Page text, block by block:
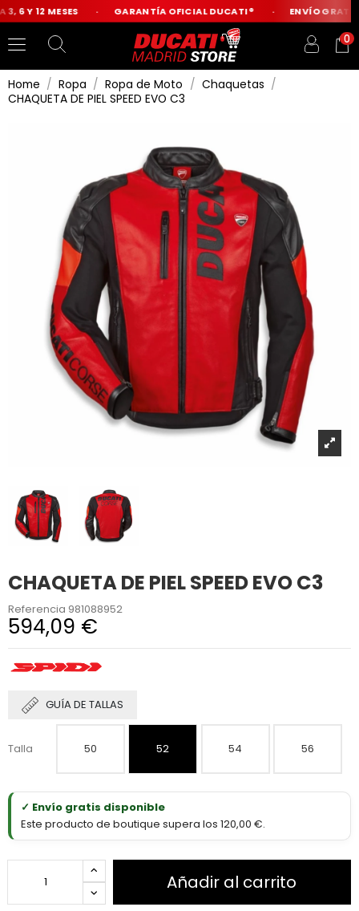
6 Y 12 MESES GARANTÍA OFICIAL DUCATI® ENVÍO GRATIS
0
Home Ropa Ropa de Moto
Chaquetas
CHAQUETA DE PIEL SPEED EVO C3
CHAQUETA DE PIEL SPEED EVO C3
Referencia 981088952
594,09 €
GUÍA DE TALLAS
Talla 50 52 54 56
✓ Envío gratis disponible
Este producto de boutique supera los 120,00 €.
Añadir al carrito